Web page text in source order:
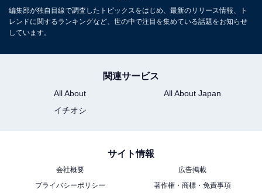
東京都）
※記事内容は執筆時点のものです。最新の内容をご確認
編集部が独自目線で調査したトピックスをはじめ、最新のリリース情報、ト
レンドに関するランキングなど、世の中で注目を集めている話題をお知らせ
しています。
関連サービス
All About
All About Japan
イチオシ
サイト情報
会社概要
広告掲載
プライバシーポリシー
著作権・商標・免責事項